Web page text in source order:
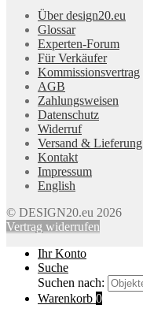
Über design20.eu
Glossar
Experten-Forum
Für Verkäufer
Kommissionsvertrag
AGB
Zahlungsweisen
Datenschutz
Widerruf
Versand & Lieferung
Kontakt
Impressum
English
© DESIGN20.eu 2026
Vertrag widerrufen
Ihr Konto
Suche
Suchen nach:
Warenkorb 0